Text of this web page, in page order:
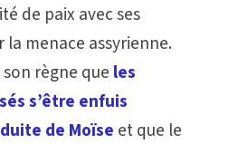
de paix avec ses
menace assyrienne.
règne que les
s’être enfuis
de Moïse et que le